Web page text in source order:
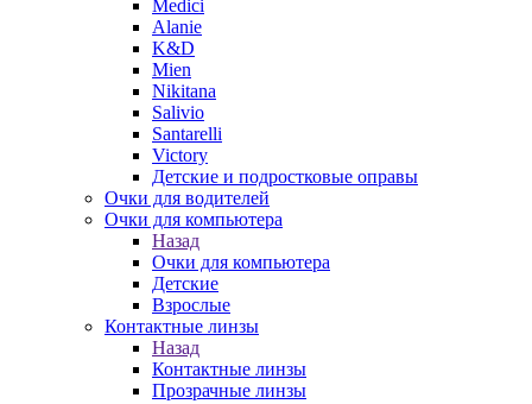
Medici
Alanie
K&D
Mien
Nikitana
Salivio
Santarelli
Victory
Детские и подростковые оправы
Очки для водителей
Очки для компьютера
Назад
Очки для компьютера
Детские
Взрослые
Контактные линзы
Назад
Контактные линзы
Прозрачные линзы